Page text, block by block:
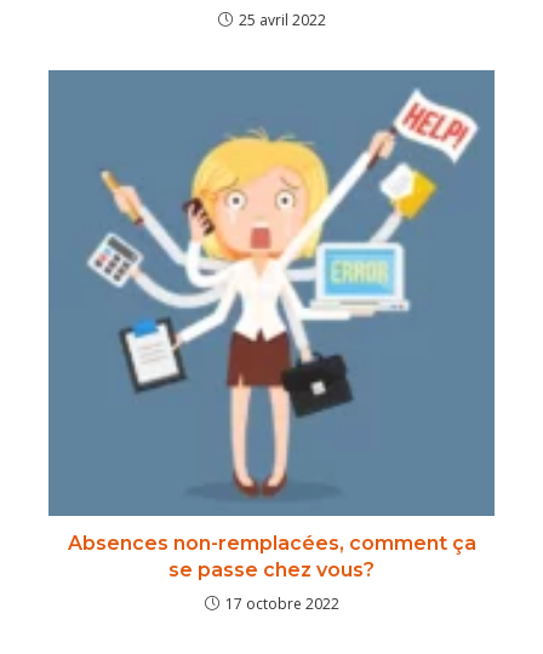
25 avril 2022
Absences non-remplacées, comment ça
se passe chez vous?
17 octobre 2022